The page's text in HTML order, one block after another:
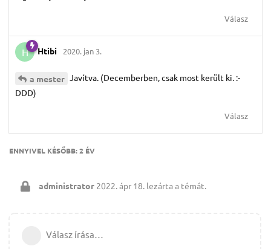
Válasz
H Htibi 2020. jan 3.
a mester Javítva. (Decemberben, csak most került ki. :-
DDD)
Válasz
ENNYIVEL KÉSŐBB:2 ÉV
administrator 2022. ápr 18. lezárta a témát.
Válasz írása…